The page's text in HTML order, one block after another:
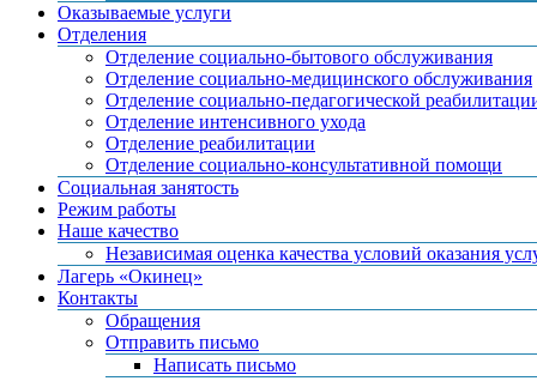
Оказываемые услуги
Отделения
Отделение социально-бытового обслуживания
Отделение социально-медицинского обслуживания
Отделение социально-педагогической
Отделение интенсивного ухода
Отделение реабилитации
Отделение социально-консультативной помощи
Социальная занятость
Режим работы
Наше качество
Независимая оценка качества условий оказания
Лагерь «Окинец»
Контакты
Обращения
Отправить письмо
Написать письмо